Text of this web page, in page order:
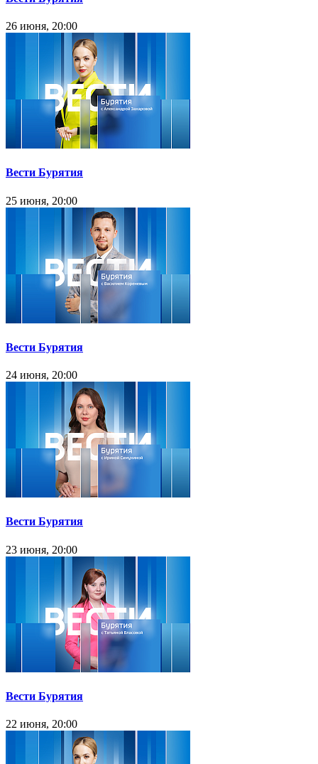
26 июня, 20:00
Вести Бурятия
25 июня, 20:00
Вести Бурятия
24 июня, 20:00
Вести Бурятия
23 июня, 20:00
Вести Бурятия
22 июня, 20:00